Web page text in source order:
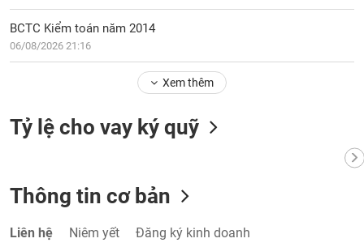
BCTC Kiểm toán năm 2014
06/08/2026 21:16
Xem thêm
Tỷ lệ cho vay ký quỹ
Thông tin cơ bản
Liên hệ Niêm yết Đăng ký kinh doanh